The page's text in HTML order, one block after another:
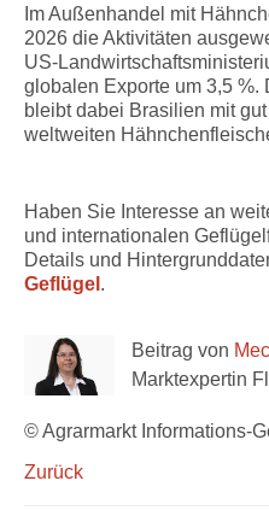
Im Außenhandel mit
2026 die Aktivitäten
US-
globalen Exporte um 3,5 %.
bleibt dabei Brasilien mit
weltweiten
Haben Sie Interesse an
und internationalen
Details und
Geflügel .
Beitrag von
Marktexpertin
© Agrarmarkt Informations-
Zurück